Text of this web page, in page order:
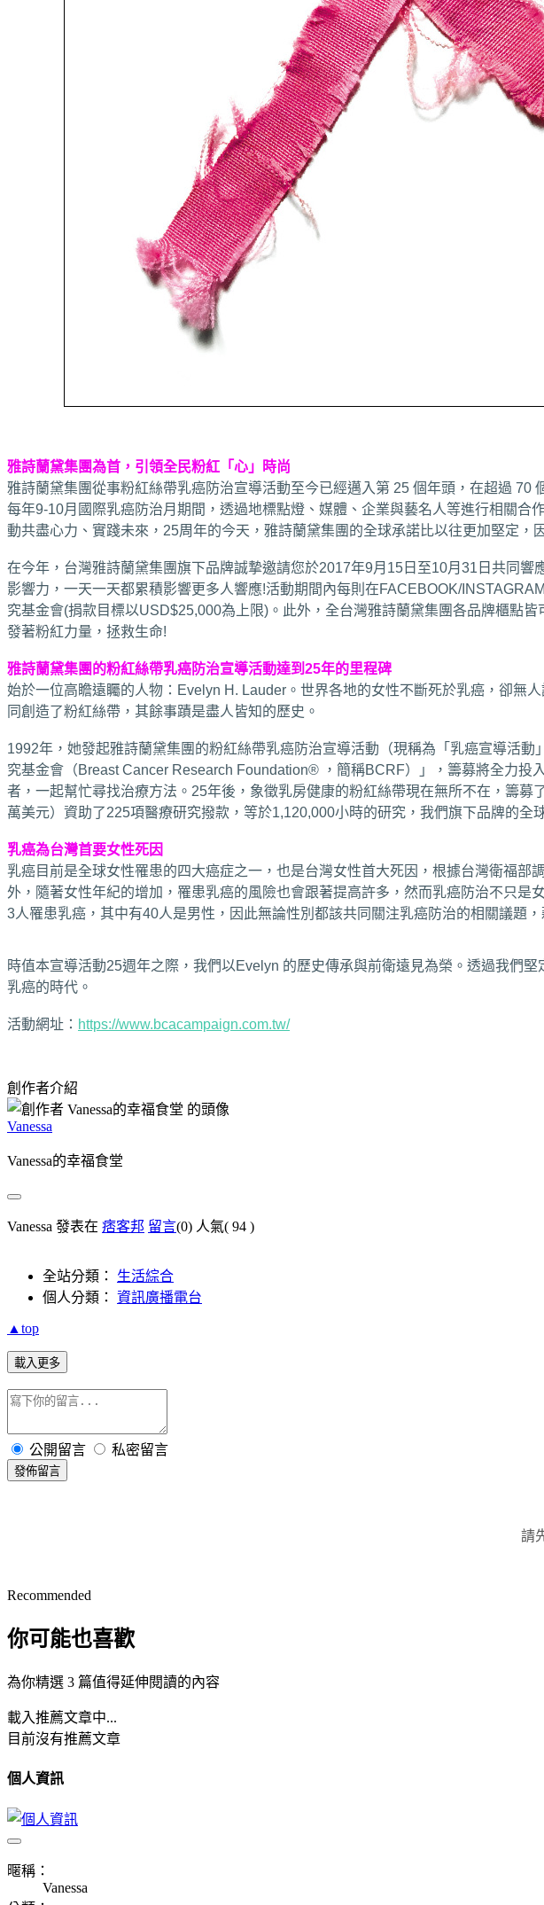
雅詩蘭黛集團為首，引領全民粉紅「心」時尚
雅詩蘭黛集團從事粉紅絲帶乳癌防治宣導活動至今已經邁入第 25 個年頭，在超過
每年9-10月國際乳癌防治月期間，透過地標點燈、媒體、企業與藝名人等進行相關
動共盡心力、實踐未來，25周年的今天，雅詩蘭黛集團的全球承諾比以往更加堅定，
在今年，台灣雅詩蘭黛集團旗下品牌誠摯邀請您於2017年9月15日至10月31日共同響
影響力，一天一天都累積影響更多人響應!活動期間內每則在FACEBOOK/
究基金會(捐款目標以USD$25,000為上限)。此外，全台灣雅詩蘭黛集團各品牌櫃點
發著粉紅力量，拯救生命!
雅詩蘭黛集團的粉紅絲帶乳癌防治宣導活動達到25年的里程碑
始於一位高瞻遠矚的人物：Evelyn H. Lauder。世界各地的女性不斷死於乳癌，卻無
同創造了粉紅絲帶，其餘事蹟是盡人皆知的歷史。
1992年，她發起雅詩蘭黛集團的粉紅絲帶乳癌防治宣導活動（現稱為「乳癌宣導活
究基金會（Breast Cancer Research Foundation® ，簡稱BCRF）」，籌募將全力
者，一起幫忙尋找治療方法。25年後，象徵乳房健康的粉紅絲帶現在無所不在，籌
萬美元）資助了225項醫療研究撥款，等於1,120,000小時的研究，我們旗下品牌的全
乳癌為台灣首要女性死因
乳癌目前是全球女性罹患的四大癌症之一，也是台灣女性首大死因，根據台灣衛福
外，隨著女性年紀的增加，罹患乳癌的風險也會跟著提高許多，然而乳癌防治不只
3人罹患乳癌，其中有40人是男性，因此無論性別都該共同關注乳癌防治的相關議題
時值本宣導活動25週年之際，我們以Evelyn 的歷史傳承與前衛遠見為榮。透過我們
乳癌的時代。
活動網址： https://www.bcacampaign.com.tw/
創作者介紹
Vanessa
Vanessa的幸福食堂
Vanessa 發表在 痞客邦 留言(0) 人氣( 94 )
全站分類： 生活綜合
個人分類： 資訊廣播電台
▲top
載入更多
公開留言 私密留言
發佈留言
請
Recommended
你可能也喜歡
為你精選 3 篇值得延伸閱讀的內容
載入推薦文章中...
目前沒有推薦文章
個人資訊
暱稱：
Vanessa